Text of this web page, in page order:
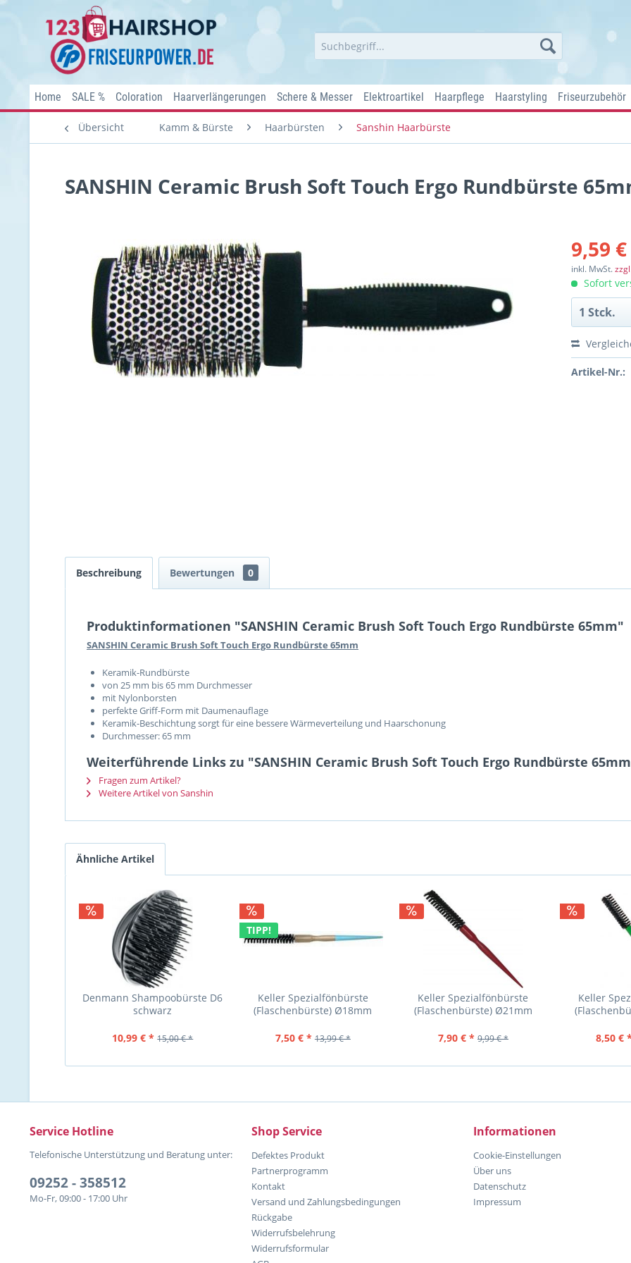
Home SALE % Coloration Haarverlängerungen Schere & Messer Elektroartikel Haarpflege Haarstyling Friseurzubehör
Übersicht Kamm & Bürste Haarbürsten Sanshin Haarbürste
SANSHIN Ceramic Brush Soft Touch Ergo Rundbürste
9,59
inkl. MwSt.
Sofort
Artikel-Nr.:
Beschreibung Bewertungen 0
Produktinformationen "SANSHIN Ceramic Brush Soft Touch Ergo Rundbürste 65mm"
SANSHIN Ceramic Brush Soft Touch Ergo Rundbürste 65mm
Keramik-Rundbürste
von 25 mm bis 65 mm Durchmesser
mit Nylonborsten
perfekte Griff-Form mit Daumenauflage
Keramik-Beschichtung sorgt für eine bessere Wärmeverteilung und Haarschonung
Durchmesser: 65 mm
Weiterführende Links zu "SANSHIN Ceramic Brush Soft Touch Ergo Rundbürste
Fragen zum Artikel?
Weitere Artikel von Sanshin
Ähnliche Artikel
Denmann Shampoobürste D6
schwarz
10,99 € * 15,00 € *
TIPP!
Keller Spezialfönbürste
(Flaschenbürste) Ø18mm
7,50 € * 13,99 € *
Keller Spezialfönbürste
(Flaschenbürste) Ø21mm
7,90 € * 9,99 € *
Keller
8,50 €
Service Hotline
Telefonische Unterstützung und Beratung unter:
09252 - 358512
Mo-Fr, 09:00 - 17:00 Uhr
Shop Service
Defektes Produkt
Partnerprogramm
Kontakt
Versand und Zahlungsbedingungen
Rückgabe
Widerrufsbelehrung
Widerrufsformular
Informationen
Cookie-Einstellungen
Über uns
Datenschutz
Impressum